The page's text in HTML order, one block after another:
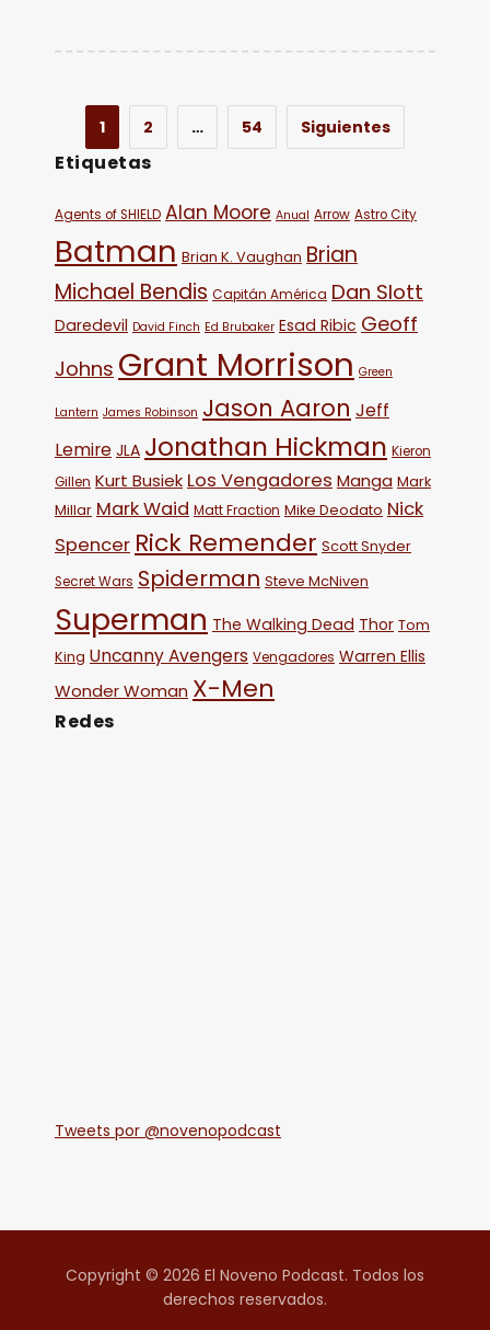
1 2 … 54 Siguientes
Etiquetas
Agents of SHIELD Alan Moore Anual Arrow Astro City
Batman Brian K. Vaughan Brian
Michael Bendis Capitán América Dan Slott
Daredevil David Finch Ed Brubaker Esad Ribic Geoff
Johns Grant Morrison Green
Lantern James Robinson Jason Aaron Jeff
Lemire JLA Jonathan Hickman Kieron
Gillen Kurt Busiek Los Vengadores Manga Mark
Millar Mark Waid Matt Fraction Mike Deodato Nick
Spencer Rick Remender Scott Snyder
Secret Wars Spiderman Steve McNiven
Superman The Walking Dead Thor Tom
King Uncanny Avengers Vengadores Warren Ellis
Wonder Woman X-Men
Redes
Tweets por @novenopodcast
Copyright © 2026 El Noveno Podcast. Todos los
derechos reservados.